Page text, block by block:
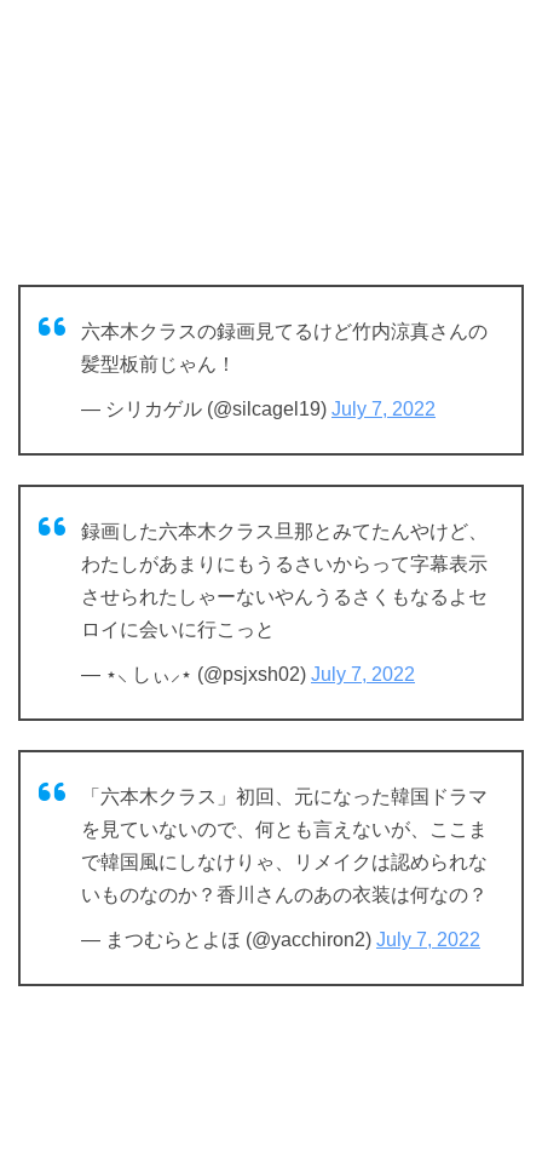
六本木クラスの録画見てるけど竹内涼真さんの
髪型板前じゃん！
— シリカゲル (@silcagel19) July 7, 2022
録画した六本木クラス旦那とみてたんやけど、
わたしがあまりにもうるさいからって字幕表示
させられたしゃーないやんうるさくもなるよセ
ロイに会いに行こっと
— ⋆⸜ しぃ⸝⋆ (@psjxsh02) July 7, 2022
「六本木クラス」初回、元になった韓国ドラマ
を見ていないので、何とも言えないが、ここま
で韓国風にしなけりゃ、リメイクは認められな
いものなのか？香川さんのあの衣装は何なの？
— まつむらとよほ (@yacchiron2) July 7, 2022